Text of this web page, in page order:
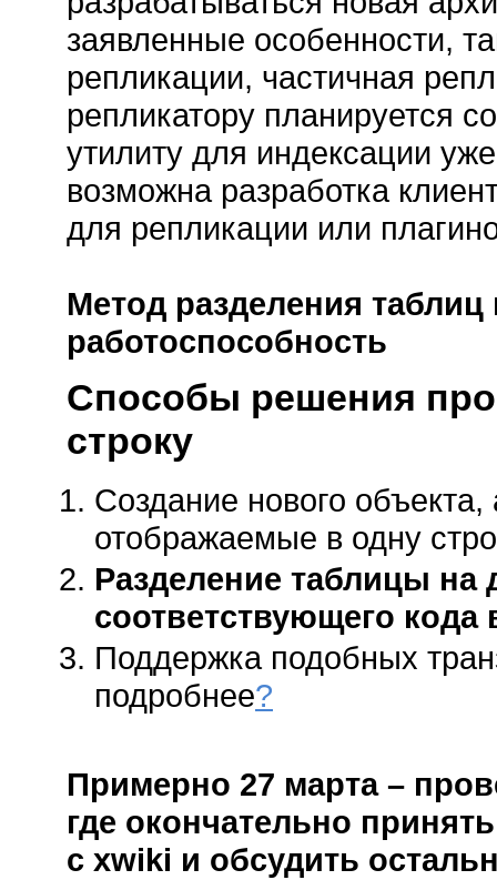
заявленные особенности,
репликации, частичная
репликатору планируется
утилиту для индексации
возможна разработка
для репликации или
Метод разделения
работоспособность
Способы решения
строку
Создание нового
отображаемые в одну
Разделение таблицы на
соответствующего кода
Поддержка подобных
подробнее?
Примерно 27 марта –
где окончательно
с xwiki и обсудить